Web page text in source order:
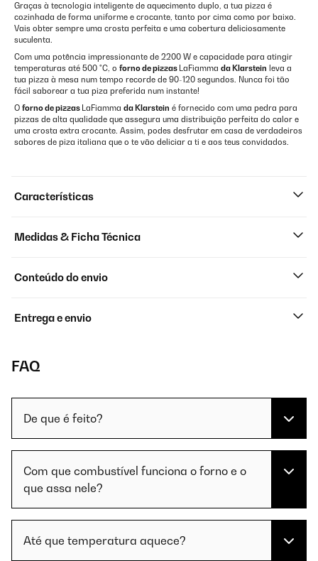
Graças à tecnologia inteligente de aquecimento duplo, a tua pizza é
cozinhada de forma uniforme e crocante, tanto por cima como por baixo.
Vais obter sempre uma crosta perfeita e uma cobertura deliciosamente
suculenta.
Com uma potência impressionante de 2200 W e capacidade para atingir
temperaturas até 500 °C, o forno de pizzas LaFiamma da Klarstein leva a
tua pizza à mesa num tempo recorde de 90-120 segundos. Nunca foi tão
fácil saborear a tua piza preferida num instante!
O forno de pizzas LaFiamma da Klarstein é fornecido com uma pedra para
pizzas de alta qualidade que assegura uma distribuição perfeita do calor e
uma crosta extra crocante. Assim, podes desfrutar em casa de verdadeiros
sabores de piza italiana que o te vão deliciar a ti e aos teus convidados.
Características
Medidas & Ficha Técnica
Conteúdo do envio
Entrega e envio
FAQ
De que é feito?
Com que combustível funciona o forno e o
que assa nele?
Até que temperatura aquece?